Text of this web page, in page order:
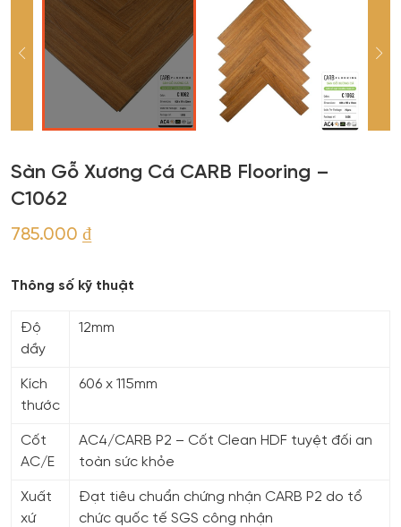
Sàn Gỗ Xương Cá CARB Flooring –
C1062
785.000 ₫
Thông số kỹ thuật
Độ
dầy
12mm
Kích
thước
606 x 115mm
Cốt
AC/E
AC4/CARB P2 – Cốt Clean HDF tuyệt đối an
toàn sức khỏe
Xuất
xứ
Đạt tiêu chuẩn chứng nhận CARB P2 do tổ
chức quốc tế SGS công nhận